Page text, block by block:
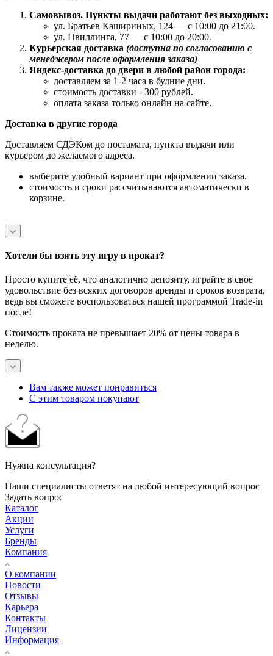
Самовывоз. Пункты выдачи работают без выходных:
ул. Братьев Кашириных, 124 — с 10:00 до 21:00.
ул. Цвиллинга, 77 — с 10:00 до 20:00.
Курьерская доставка (доступна по согласованию с
менеджером после оформления заказа)
Яндекс-доставка до двери в любой район города:
доставляем за 1-2 часа в будние дни.
стоимость доставки - 300 рублей.
оплата заказа только онлайн на сайте.
Доставка в другие города
Доставляем СДЭКом до постамата, пункта выдачи или
курьером до желаемого адреса.
выберите удобный вариант при оформлении заказа.
стоимость и сроки рассчитываются автоматически в
корзине.
Хотели бы взять эту игру в прокат?
Просто купите её, что аналогично депозиту, играйте в свое
удовольствие без всяких договоров аренды и сроков возврата,
ведь вы сможете воспользоваться нашей программой Trade-in
после!
Стоимость проката не превышает 20% от цены товара в
неделю.
Вам также может понравиться
С этим товаром покупают
Нужна консультация?
Наши специалисты ответят на любой интересующий вопрос
Задать вопрос
Каталог
Акции
Услуги
Бренды
Компания
О компании
Новости
Отзывы
Карьера
Контакты
Лицензии
Информация